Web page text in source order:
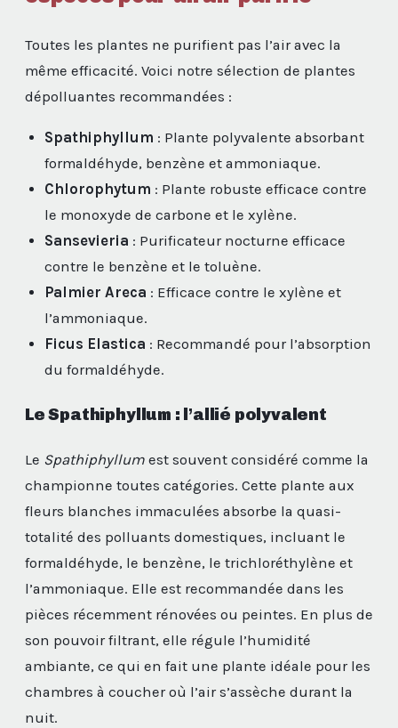
Toutes les plantes ne purifient pas l’air avec la
même efficacité. Voici notre sélection de plantes
dépolluantes recommandées :
Spathiphyllum : Plante polyvalente absorbant
formaldéhyde, benzène et ammoniaque.
Chlorophytum : Plante robuste efficace contre
le monoxyde de carbone et le xylène.
Sansevieria : Purificateur nocturne efficace
contre le benzène et le toluène.
Palmier Areca : Efficace contre le xylène et
l’ammoniaque.
Ficus Elastica : Recommandé pour l’absorption
du formaldéhyde.
Le Spathiphyllum : l’allié polyvalent
Le Spathiphyllum est souvent considéré comme la
championne toutes catégories. Cette plante aux
fleurs blanches immaculées absorbe la quasi-
totalité des polluants domestiques, incluant le
formaldéhyde, le benzène, le trichloréthylène et
l’ammoniaque. Elle est recommandée dans les
pièces récemment rénovées ou peintes. En plus de
son pouvoir filtrant, elle régule l’humidité
ambiante, ce qui en fait une plante idéale pour les
chambres à coucher où l’air s’assèche durant la
nuit.